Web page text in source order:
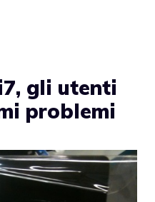
gli utenti
problemi